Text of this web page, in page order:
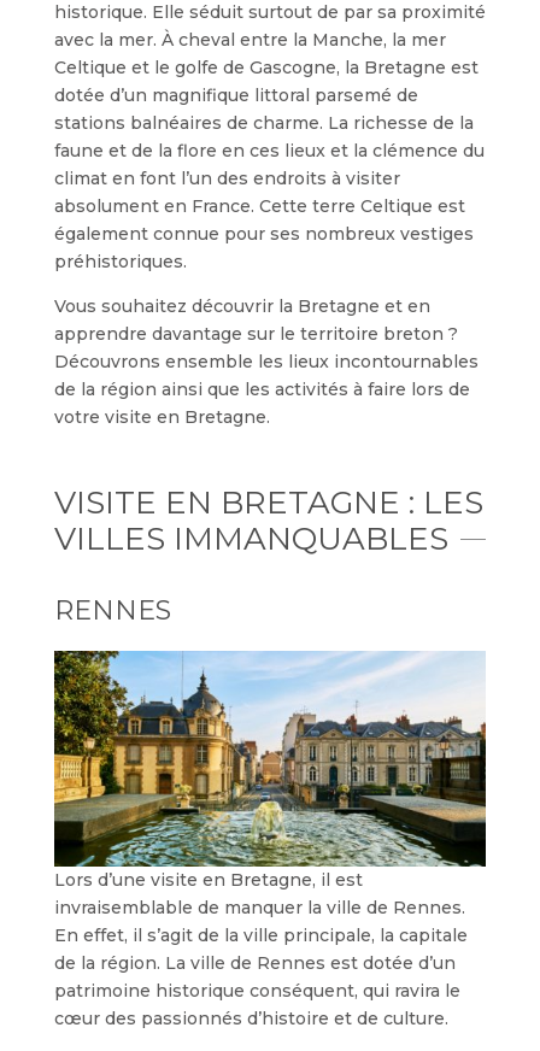
historique. Elle séduit surtout de par sa proximité
avec la mer. À cheval entre la Manche, la mer
Celtique et le golfe de Gascogne, la Bretagne est
dotée d’un magnifique littoral parsemé de
stations balnéaires de charme. La richesse de la
faune et de la flore en ces lieux et la clémence du
climat en font l’un des endroits à visiter
absolument en France. Cette terre Celtique est
également connue pour ses nombreux vestiges
préhistoriques.
Vous souhaitez découvrir la Bretagne et en
apprendre davantage sur le territoire breton ?
Découvrons ensemble les lieux incontournables
de la région ainsi que les activités à faire lors de
votre visite en Bretagne.
VISITE EN BRETAGNE : LES
VILLES IMMANQUABLES
RENNES
Lors d’une visite en Bretagne, il est
invraisemblable de manquer la ville de Rennes.
En effet, il s’agit de la ville principale, la capitale
de la région. La ville de Rennes est dotée d’un
patrimoine historique conséquent, qui ravira le
cœur des passionnés d’histoire et de culture.